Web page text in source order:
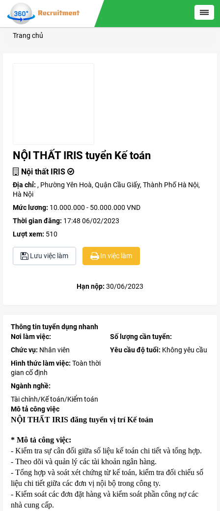
Trang chủ
NỘI THẤT IRIS tuyển Kế toán
Nội thất IRIS
Địa chỉ: , Phường Yên Hoà, Quận Cầu Giấy, Thành Phố Hà Nội,
Hà Nội
Mức lương: 10.000.000 - 50.000.000 VND
Thời gian đăng: 17:48 06/02/2023
Lượt xem: 510
Lưu việc làm In việc làm
Hạn nộp: 30/06/2023
Thông tin tuyển dụng nhanh
Nơi làm việc:
Chức vụ: Nhân viên
Hình thức làm việc: Toàn thời
gian cố định
Số lượng cần tuyển:
Yêu cầu độ tuổi: Không yêu cầu
Ngành nghề:
Tài chính/Kế toán/Kiểm toán
Mô tả công việc
NỘI THẤT IRIS đăng tuyển vị trí Kế toán
* Mô tả công việc:
- Kiểm tra sự cân đối giữa số liệu kế toán chi tiết và tổng hợp.
- Theo dõi và quản lý các tài khoản ngân hàng.
- Tổng hợp và soát xét chứng từ kế toán, kiểm tra đối chiếu số
liệu chi tiết giữa các đơn vị nội bộ trong công ty.
- Kiểm soát các đơn đặt hàng và kiểm soát phần công nợ các
nhà cung cấp.